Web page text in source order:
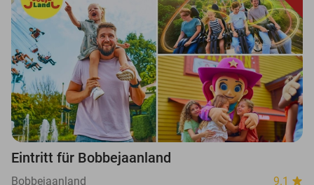
Eintritt für Bobbejaanland
Bobbejaanland 9.1